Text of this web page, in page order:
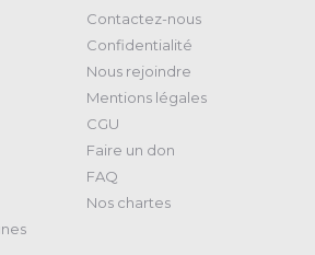
Contactez-nous
Confidentialité
Nous rejoindre
Mentions légales
CGU
Faire un don
FAQ
Nos chartes